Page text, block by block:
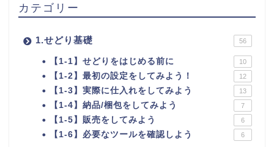
カテゴリー
1.せどり基礎 56
【1-1】せどりをはじめる前に 10
【1-2】最初の設定をしてみよう！ 12
【1-3】実際に仕入れをしてみよう 13
【1-4】納品/梱包をしてみよう 7
【1-5】販売をしてみよう 6
【1-6】必要なツールを確認しよう 6